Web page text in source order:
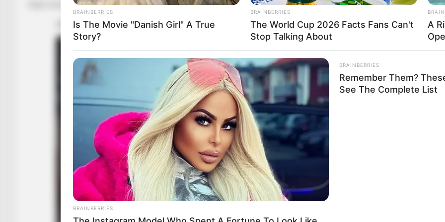
https://www.facebook.com/100008123925139/posts/2304199863194122/
BRAINBERRIES
Is The Movie "Danish Girl" A True
Story?
BRAINBERRIES
The World Cup 2026 Facts Fans Can't
Stop Talking About
A
BRAINBERRIES
BRAINBERRIES
Remember Them?
See The Complete List